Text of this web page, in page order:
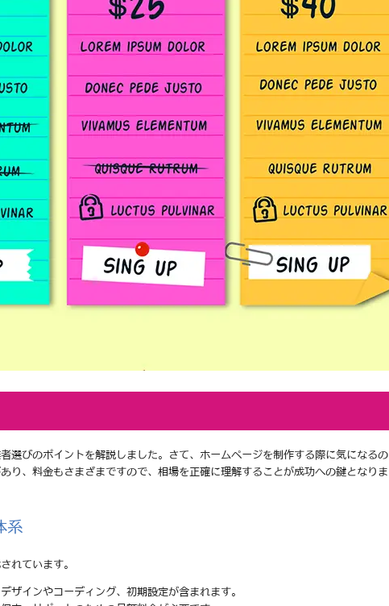
選びのポイントを解説しました。さて、ホームページを制作する際に気になるの
り、料金もさまざまですので、相場を正確に理解することが成功への鍵となりま
系
れています。
ザインやコーディング、初期設定が含まれます。